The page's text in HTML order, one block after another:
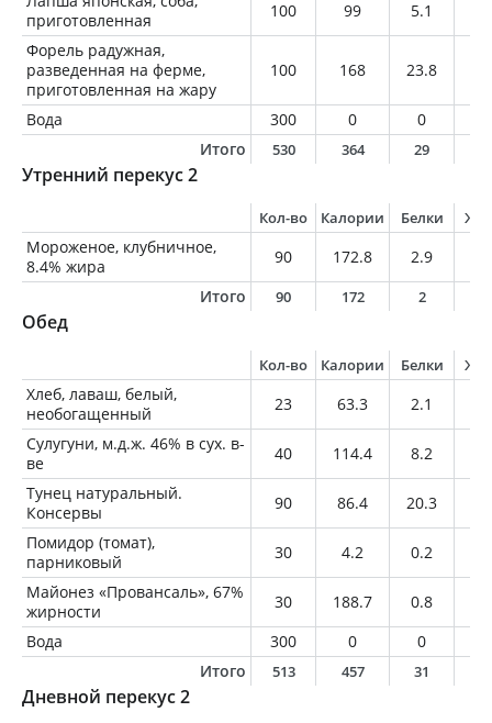
приготовленная
100 99 5.1
Форель радужная,
разведенная на ферме,
приготовленная на жару
100 168 23.8
Вода 300 0 0
Итого
530 364 29
Утренний перекус 2
Кол-во Калории Белки
Мороженое, клубничное,
8.4% жира
90 172.8 2.9
Итого
90 172 2
Обед
Кол-во Калории Белки
Хлеб, лаваш, белый,
необогащенный
23 63.3 2.1
Сулугуни, м.д.ж. 46% в сух. в-
ве
40 114.4 8.2
Тунец натуральный.
Консервы
90 86.4 20.3
Помидор (томат),
парниковый
30 4.2 0.2
Майонез «Провансаль», 67%
жирности
30 188.7 0.8
Вода
300 0 0
Итого
513 457 31
Дневной перекус 2